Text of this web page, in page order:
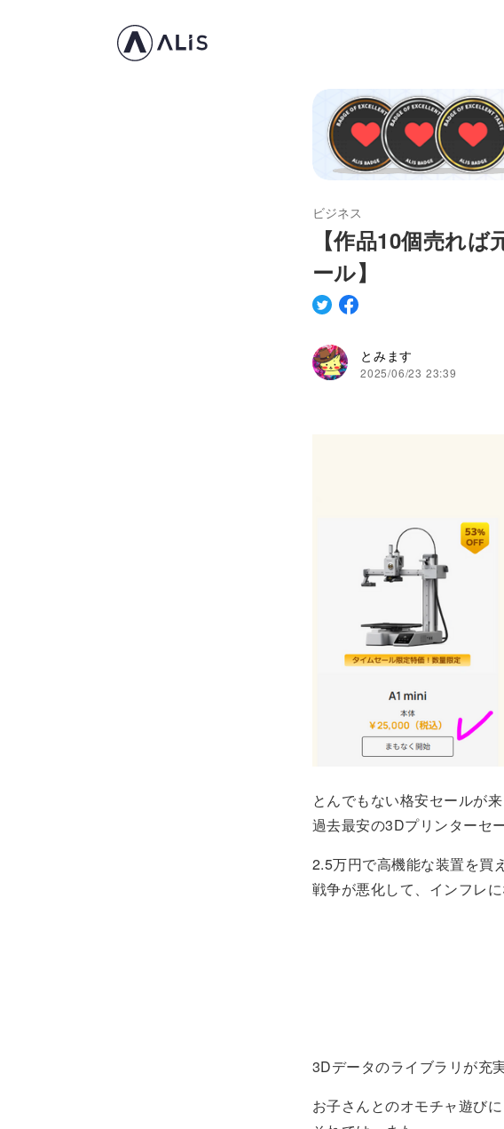
ビジネス
【作品10個売れ
ール】
とみます
2025/06/23 23:39
とんでもない格安セールが来
過去最安の3Dプリンターセー
2.5万円で高機能な装置を買
戦争が悪化して、インフレ
3Dデータのライブラリが充
お子さんとのオモチャ遊びに